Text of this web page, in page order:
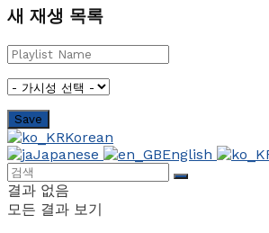
새 재생 목록
Korean
Japanese
English
결과 없음
모든 결과 보기